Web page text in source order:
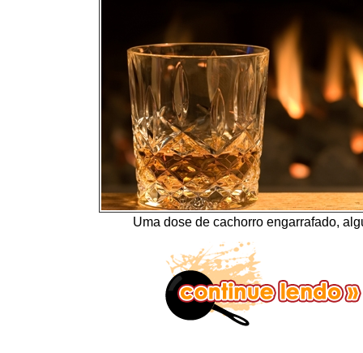
Uma dose de cachorro engarrafado,